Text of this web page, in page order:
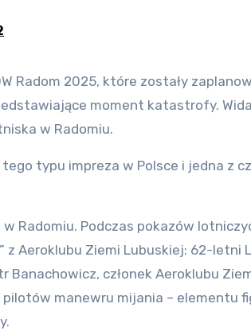
Radom 2025, które zostały
moment katastrofy.
w Radomiu.
typu impreza w Polsce i jedna z
w Radomiu. Podczas pokazów
z Aeroklubu Ziemi Lubuskiej: 62-letni
Banachowicz, członek Aeroklubu
manewru mijania – elementu